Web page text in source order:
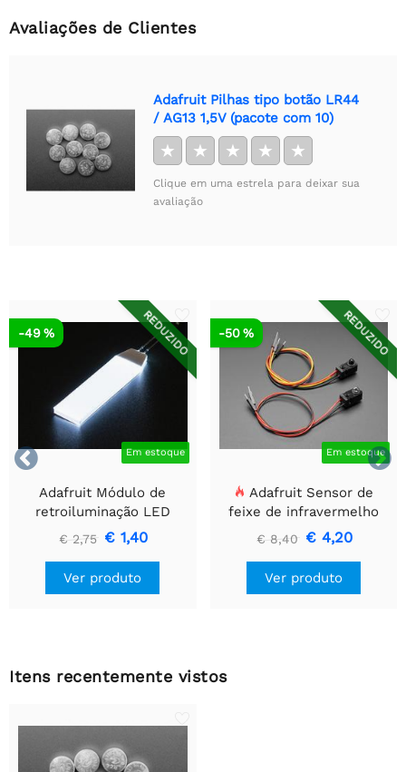
Avaliações de Clientes
Adafruit Pilhas tipo botão LR44
/ AG13 1,5V (pacote com 10)
★ ★ ★ ★ ★
Clique em uma estrela para deixar sua
avaliação


REDUZIDO
Em estoque
-49 %
Adafruit Módulo de
retroiluminação LED
branco - Pequeno 12 mm
x 40 mm
€ 2,75 € 1,40
Ver produto
REDUZIDO
Em estoque
-50 %
Adafruit Sensor de
feixe de infravermelho
com extremidades de
cabeçalho de fio premium
- LEDs de 5 mm
€ 8,40 € 4,20
Ver produto
Itens recentemente vistos